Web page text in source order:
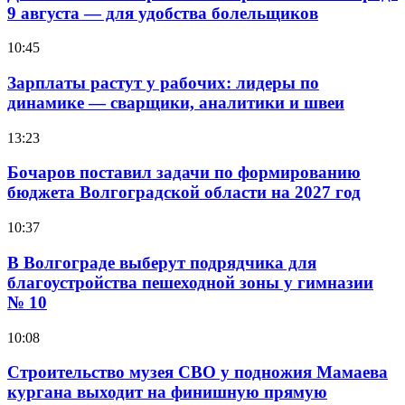
9 августа — для удобства болельщиков
10:45
Зарплаты растут у рабочих: лидеры по
динамике — сварщики, аналитики и швеи
13:23
Бочаров поставил задачи по формированию
бюджета Волгоградской области на 2027 год
10:37
В Волгограде выберут подрядчика для
благоустройства пешеходной зоны у гимназии
№ 10
10:08
Строительство музея СВО у подножия Мамаева
кургана выходит на финишную прямую